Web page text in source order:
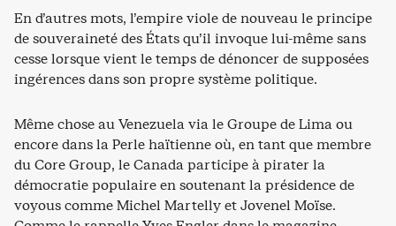
En d’autres mots, l’empire viole de nouveau le principe
de souveraineté des États qu’il invoque lui-même sans
cesse lorsque vient le temps de dénoncer de supposées
ingérences dans son propre système politique.
Même chose au Venezuela via le Groupe de Lima ou
encore dans la Perle haïtienne où, en tant que membre
du Core Group, le Canada participe à pirater la
démocratie populaire en soutenant la présidence de
voyous comme Michel Martelly et Jovenel Moïse.